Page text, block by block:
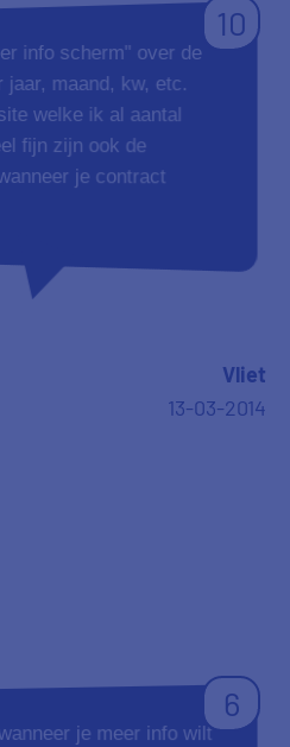
10
info scherm" over de
maand, kw, etc.
welke ik al aantal
fijn zijn ook de
je contract
Vliet
13-03-2014
6
je meer info wilt